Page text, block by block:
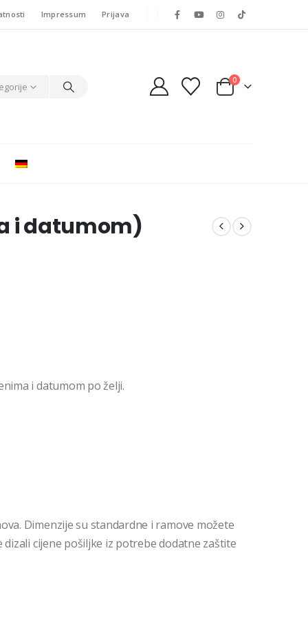
Impressum Prijava
0
i datumom)
i datumom po želji.
Dimenzije su standardne i ramove možete
cijene pošiljke iz potrebe dodatne zaštite